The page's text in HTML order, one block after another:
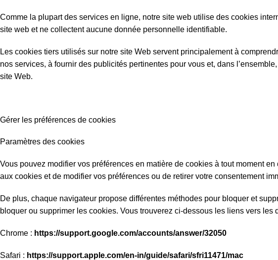
Comme la plupart des services en ligne, notre site web utilise des cookies
site web et ne collectent aucune donnée personnelle identifiable.
Les cookies tiers utilisés sur notre site Web servent principalement à
nos services, à fournir des publicités pertinentes pour vous et, dans
site Web.
Gérer les préférences de cookies
Paramètres des cookies
Vous pouvez modifier vos préférences en matière de cookies à tout moment
aux cookies et de modifier vos préférences ou de retirer votre consentement
De plus, chaque navigateur propose différentes méthodes pour bloquer et
bloquer ou supprimer les cookies. Vous trouverez ci-dessous les liens vers
Chrome : https://support.google.com/accounts/answer/32050
Safari : https://support.apple.com/en-in/guide/safari/sfri11471/mac